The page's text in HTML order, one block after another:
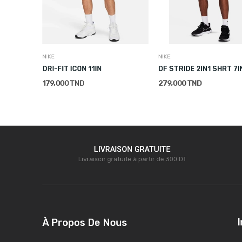
NIKE
DRI-FIT ICON 11IN
179,000 TND
NIKE
DF STRIDE 2IN1 SHRT
279,000 TND
LIVRAISON GRATUITE
Livraison gratuite à partir de 300 DT
À Propos De Nous